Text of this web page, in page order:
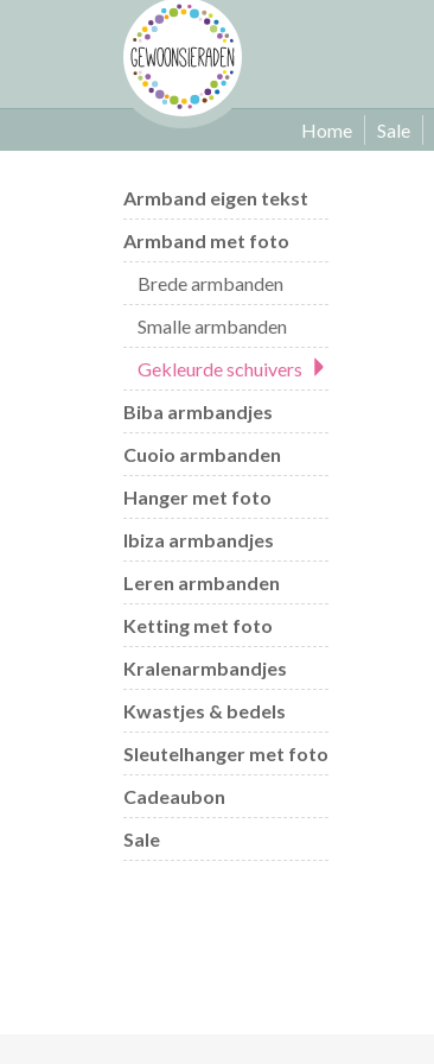
Home Sale
Armband eigen tekst
Armband met foto
Brede armbanden
Smalle armbanden
Gekleurde schuivers
Biba armbandjes
Cuoio armbanden
Hanger met foto
Ibiza armbandjes
Leren armbanden
Ketting met foto
Kralenarmbandjes
Kwastjes & bedels
Sleutelhanger met foto
Cadeaubon
Sale